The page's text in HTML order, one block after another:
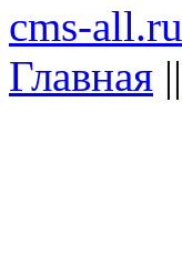
cms-all.ru
Главная ||